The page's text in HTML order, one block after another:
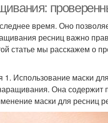
время. Оно
ресниц важно
статье мы расскажем о
Использование маски
Она
маски для ресниц